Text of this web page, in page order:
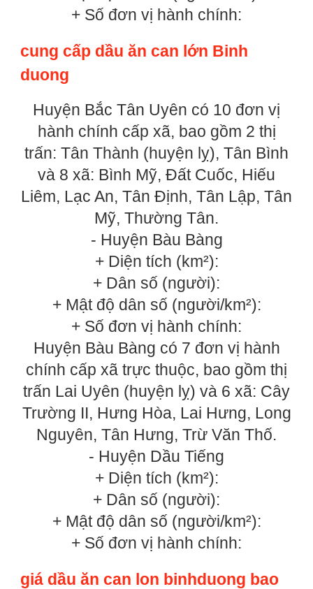
+ Số đơn vị hành chính:
cung cấp dầu ăn can lớn Binh
duong
Huyện Bắc Tân Uyên có 10 đơn vị
hành chính cấp xã, bao gồm 2 thị
trấn: Tân Thành (huyện lỵ), Tân Bình
và 8 xã: Bình Mỹ, Đất Cuốc, Hiếu
Liêm, Lạc An, Tân Định, Tân Lập, Tân
Mỹ, Thường Tân.
- Huyện Bàu Bàng
+ Diện tích (km²):
+ Dân số (người):
+ Mật độ dân số (người/km²):
+ Số đơn vị hành chính:
Huyện Bàu Bàng có 7 đơn vị hành
chính cấp xã trực thuộc, bao gồm thị
trấn Lai Uyên (huyện lỵ) và 6 xã: Cây
Trường II, Hưng Hòa, Lai Hưng, Long
Nguyên, Tân Hưng, Trừ Văn Thố.
- Huyện Dầu Tiếng
+ Diện tích (km²):
+ Dân số (người):
+ Mật độ dân số (người/km²):
+ Số đơn vị hành chính:
giá dầu ăn can lon binhduong bao